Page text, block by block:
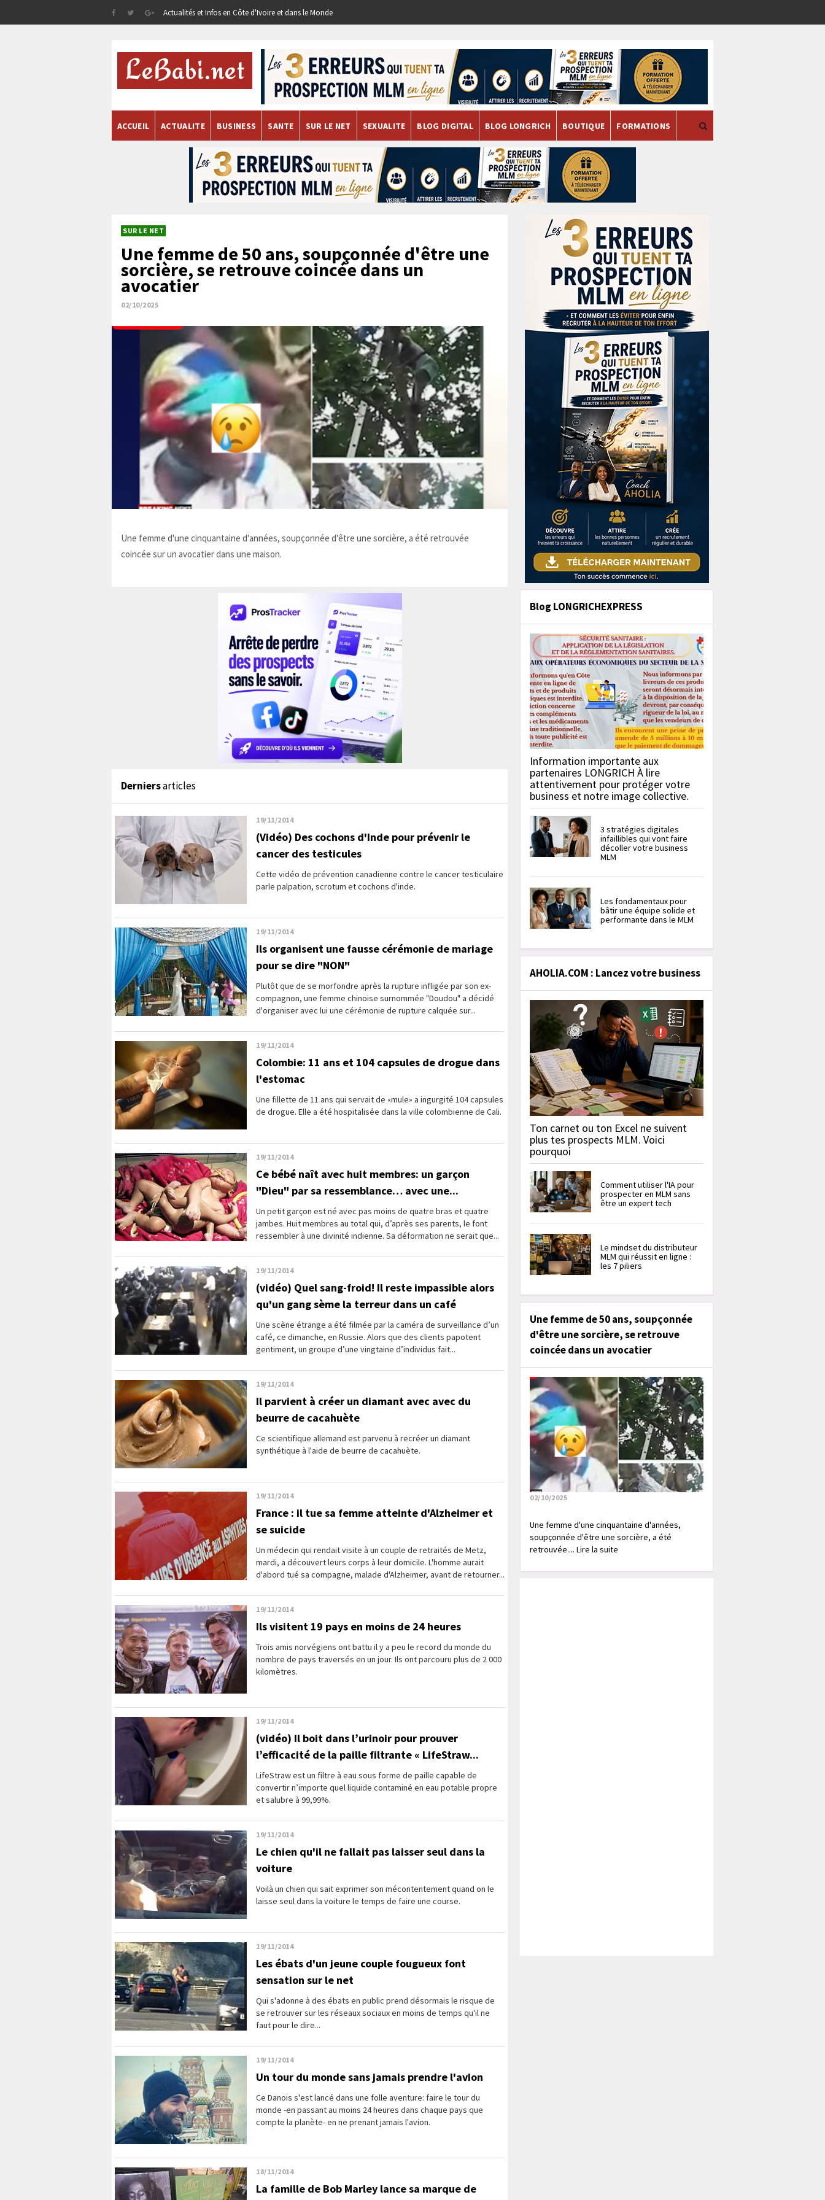
Actualités et Infos en Côte d'Ivoire et dans le Monde
ACCUEIL ACTUALITE BUSINESS SANTE SUR LE NET SEXUALITE BLOG DIGITAL BLOG LONGRICH BOUTIQUE FORMATIONS
SUR LE NET
Une femme de 50 ans, soupçonnée d'être une
sorcière, se retrouve coincée dans un
avocatier
02/10/2025
Une femme d'une cinquantaine d'années, soupçonnée d'être une sorcière, a été retrouvée
coincée sur un avocatier dans une maison.
Derniersarticles
19/11/2014
(Vidéo) Des cochons d'Inde pour prévenir le
cancer des testicules
Cette vidéo de prévention canadienne contre le cancer testiculaire
parle palpation, scrotum et cochons d'inde.
19/11/2014
Ils organisent une fausse cérémonie de mariage
pour se dire "NON"
Plutôt que de se morfondre après la rupture infligée par son ex-
compagnon, une femme chinoise surnommée "Doudou" a décidé
d'organiser avec lui une cérémonie de rupture calquée sur...
19/11/2014
Colombie: 11 ans et 104 capsules de drogue dans
l'estomac
Une fillette de 11 ans qui servait de «mule» a ingurgité 104 capsules
de drogue. Elle a été hospitalisée dans la ville colombienne de Cali.
19/11/2014
Ce bébé naît avec huit membres: un garçon
"Dieu" par sa ressemblance… avec une...
Un petit garçon est né avec pas moins de quatre bras et quatre
jambes. Huit membres au total qui, d’après ses parents, le font
ressembler à une divinité indienne. Sa déformation ne serait que...
19/11/2014
(vidéo) Quel sang-froid! Il reste impassible alors
qu'un gang sème la terreur dans un café
Une scène étrange a été filmée par la caméra de surveillance d’un
café, ce dimanche, en Russie. Alors que des clients papotent
gentiment, un groupe d’une vingtaine d’individus fait...
19/11/2014
Il parvient à créer un diamant avec avec du
beurre de cacahuète
Ce scientifique allemand est parvenu à recréer un diamant
synthétique à l'aide de beurre de cacahuète.
19/11/2014
France : il tue sa femme atteinte d'Alzheimer et
se suicide
Un médecin qui rendait visite à un couple de retraités de Metz,
mardi, a découvert leurs corps à leur domicile. L'homme aurait
d'abord tué sa compagne, malade d'Alzheimer, avant de retourner...
19/11/2014
Ils visitent 19 pays en moins de 24 heures
Trois amis norvégiens ont battu il y a peu le record du monde du
nombre de pays traversés en un jour. Ils ont parcouru plus de 2 000
kilomètres.
19/11/2014
(vidéo) Il boit dans l’urinoir pour prouver
l’efficacité de la paille filtrante « LifeStraw...
LifeStraw est un filtre à eau sous forme de paille capable de
convertir n’importe quel liquide contaminé en eau potable propre
et salubre à 99,99%.
19/11/2014
Le chien qu'il ne fallait pas laisser seul dans la
voiture
Voilà un chien qui sait exprimer son mécontentement quand on le
laisse seul dans la voiture le temps de faire une course.
19/11/2014
Les ébats d'un jeune couple fougueux font
sensation sur le net
Qui s'adonne à des ébats en public prend désormais le risque de
se retrouver sur les réseaux sociaux en moins de temps qu'il ne
faut pour le dire...
19/11/2014
Un tour du monde sans jamais prendre l'avion
Ce Danois s'est lancé dans une folle aventure: faire le tour du
monde -en passant au moins 24 heures dans chaque pays que
compte la planète- en ne prenant jamais l'avion.
18/11/2014
La famille de Bob Marley lance sa marque de
Blog LONGRICHEXPRESS
Information importante aux
partenaires LONGRICH À lire
attentivement pour protéger votre
business et notre image collective.
3 stratégies digitales
infaillibles qui vont faire
décoller votre business
MLM
Les fondamentaux pour
bâtir une équipe solide et
performante dans le MLM
AHOLIA.COM : Lancez votre business
Ton carnet ou ton Excel ne suivent
plus tes prospects MLM. Voici
pourquoi
Comment utiliser l'IA pour
prospecter en MLM sans
être un expert tech
Le mindset du distributeur
MLM qui réussit en ligne :
les 7 piliers
Une femme de 50 ans, soupçonnée
d'être une sorcière, se retrouve
coincée dans un avocatier
02/10/2025
Une femme d'une cinquantaine d'années,
soupçonnée d'être une sorcière, a été
retrouvée.... Lire la suite